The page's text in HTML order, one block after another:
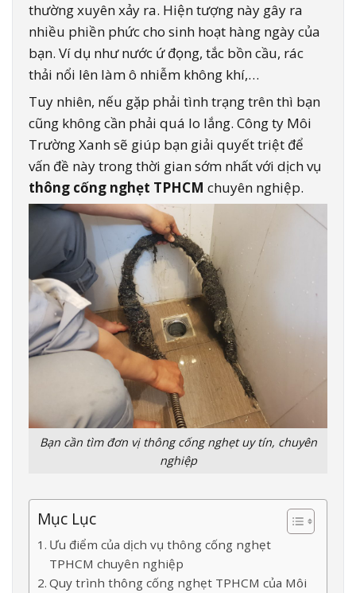
thường xuyên xảy ra. Hiện tượng này gây ra
nhiều phiền phức cho sinh hoạt hàng ngày của
bạn. Ví dụ như nước ứ đọng, tắc bồn cầu, rác
thải nổi lên làm ô nhiễm không khí,…
Tuy nhiên, nếu gặp phải tình trạng trên thì bạn
cũng không cần phải quá lo lắng. Công ty Môi
Trường Xanh sẽ giúp bạn giải quyết triệt để
vấn đề này trong thời gian sớm nhất với dịch vụ
thông cống nghẹt TPHCM chuyên nghiệp.
Bạn cần tìm đơn vị thông cống nghẹt uy tín, chuyên
nghiệp
Mục Lục
Ưu điểm của dịch vụ thông cống nghẹt
TPHCM chuyên nghiệp
Quy trình thông cống nghẹt TPHCM của Môi